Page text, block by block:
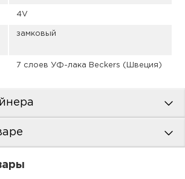
4V
замковый
7 слоев УФ-лака Beckers (Швеция)